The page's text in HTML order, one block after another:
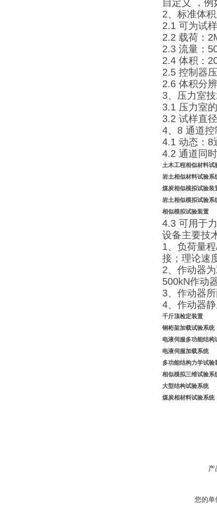
自定义 ，
2、标准体
2.1 可为试
2.2 载荷：
2.3 流量：
2.4 体积：
2.5 控制器
2.6 体积分
3、压力室
3.1 压力室
3.2 试样直
4、8 通道
4.1 动态：8
4.2 通道同
土木工程相似材料试
岩土相似材料试验系
煤炭相似模拟试验装
岩土相似模拟试验系
相似模拟试验装置
4.3 可用于
设备主要技
1、负荷量
接；理论速
2、作动器
500kN作动
3、作动器
4、作动器
千斤顶检定装置
钢桁架加载试验系统
电液伺服多功能结
电液伺服加载系统
多功能结构力学试
相似模拟三维试验系
大型结构试验系统
煤炭相材料试验系统
产
您的单